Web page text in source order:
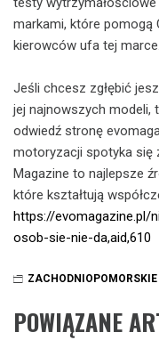
markami, które pomogą
kierowców ufa tej marce.
Jeśli chcesz zgłębić
jej najnowszych modeli,
odwiedź stronę
motoryzacji spotyka się
Magazine to najlepsze
które kształtują
https://evomagazine.pl/
osob-sie-nie-da,aid,610
ZACHODNIOPOMORSKIE
POWIĄZANE